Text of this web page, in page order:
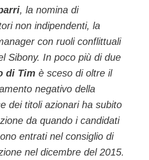
, la nomina di
non indipendenti, la
con ruoli conflittuali
Sibony. In poco più di due
di Tim è sceso di oltre il
negativo della
dei titoli azionari ha subito
da quando i candidati
entrati nel consiglio di
nel dicembre del 2015.